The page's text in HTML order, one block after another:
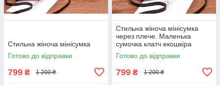
Стильна жіноча мінісумка
Готово до відправки
799 ₴ 1 200 ₴
Стильна жіноча мінісумка
через плече. Маленька
сумочка клатч екошкіра
модна та стильна
Готово до відправки
799 ₴ 1 200 ₴